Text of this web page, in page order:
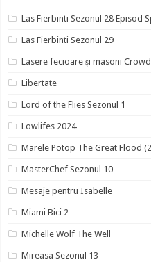
Las Fierbinti Sezonul 28 Episod
Las Fierbinti Sezonul 29
Lasere fecioare și masoni
Libertate
Lord of the Flies Sezonul 1
Lowlifes 2024
Marele Potop The Great Flood
MasterChef Sezonul 10
Mesaje pentru Isabelle
Miami Bici 2
Michelle Wolf The Well
Mireasa Sezonul 13